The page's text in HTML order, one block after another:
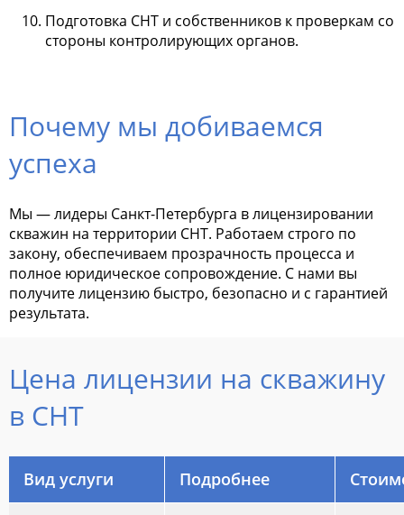
Подготовка СНТ и собственников к проверкам со
стороны контролирующих органов.
Почему мы добиваемся
успеха
Мы — лидеры Санкт-Петербурга в лицензировании
скважин на территории СНТ. Работаем строго по
закону, обеспечиваем прозрачность процесса и
полное юридическое сопровождение. С нами вы
получите лицензию быстро, безопасно и с гарантией
результата.
Цена лицензии на скважину
в СНТ
Вид услуги Подробнее